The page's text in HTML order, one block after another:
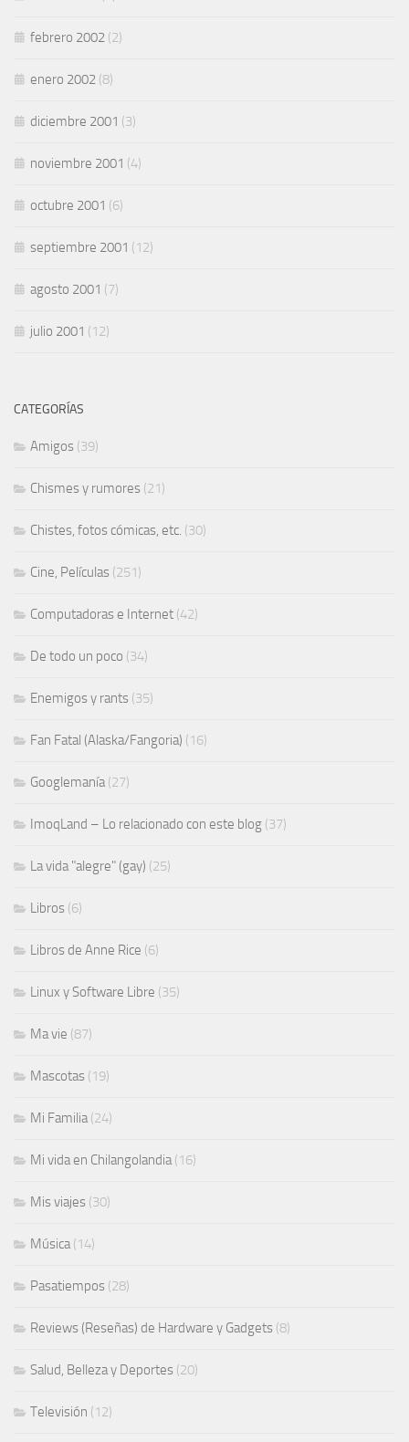
febrero 2002 (2)
enero 2002 (8)
diciembre 2001 (3)
noviembre 2001 (4)
octubre 2001 (6)
septiembre 2001 (12)
agosto 2001 (7)
julio 2001 (12)
CATEGORÍAS
Amigos (39)
Chismes y rumores (21)
Chistes, fotos cómicas, etc. (30)
Cine, Películas (251)
Computadoras e Internet (42)
De todo un poco (34)
Enemigos y rants (35)
Fan Fatal (Alaska/Fangoria) (16)
Googlemanía(27)
ImoqLand – Lo relacionado con este blog (37)
La vida "alegre" (gay) (25)
Libros (6)
Libros de Anne Rice (6)
Linux y Software Libre (35)
Ma vie (87)
Mascotas (19)
Mi Familia(24)
Mi vida en Chilangolandia(16)
Mis viajes (30)
Música(14)
Pasatiempos (28)
Reviews (Reseñas) de Hardware y Gadgets (8)
Salud, Belleza y Deportes (20)
Televisión (12)